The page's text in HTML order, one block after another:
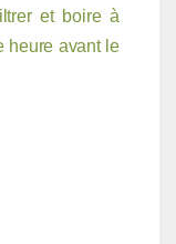
et boire à
heure avant le